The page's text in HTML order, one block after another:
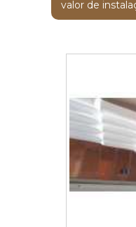
valor de